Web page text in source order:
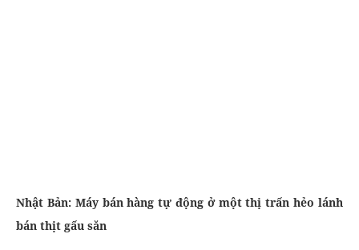
Nhật Bản: Máy bán hàng tự động ở một thị trấn hẻo lánh
bán thịt gấu săn